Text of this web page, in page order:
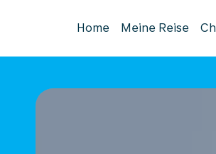
Home Meine Reise